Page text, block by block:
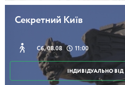
Секретний Київ
Сб, 08.08 11:00
ІНДИВІДУАЛЬНО ВІД